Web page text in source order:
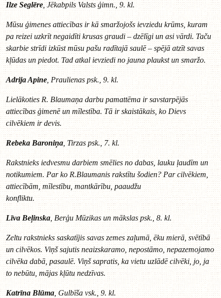
Ilze Seglēre, Jēkabpils Valsts ģimn., 9. kl.
Mūsu ģimenes attiecības ir kā smaržojošs ievziedu krūms, kuram
pa reizei uzkrīt negaidīti krusas graudi – dzēlīgi un asi vārdi. Taču
skarbie strīdi izkūst mūsu pašu radītajā saulē – spējā atzīt savas
kļūdas un piedot. Tad atkal ievziedi no jauna plaukst un smaržo.
Adrija Apine , Praulienas psk., 9. kl.
Lielākoties R. Blaumaņa darbu pamattēma ir savstarpējās
attiecības ģimenē un mīlestība. Tā ir skaistākais, ko Dievs
cilvēkiem ir devis.
Rebeka Baroniņa, Tirzas psk., 7. kl.
Rakstnieks iedvesmu darbiem smēlies no dabas, lauku ļaudīm un
notikumiem. Par ko R.Blaumanis rakstītu šodien? Par cilvēkiem,
attiecībām, mīlestību, mantkārību, paaudžu
konfliktu.
Līva Beļinska , Berģu Mūzikas un mākslas psk., 8. kl.
Zeltu rakstnieks saskatījis savas zemes zaļumā, ēku mierā, svētībā
un cilvēkos. Viņš sajutis neaizskaramo, nepostāmo, nepazemojamo
cilvēka dabā, pasaulē. Viņš sapratis, ka vietu uzlādē cilvēki, jo, ja
to nebūtu, mājas kļūtu nedzīvas.
Katrīna Blūma, Gulbīša vsk., 9. kl.